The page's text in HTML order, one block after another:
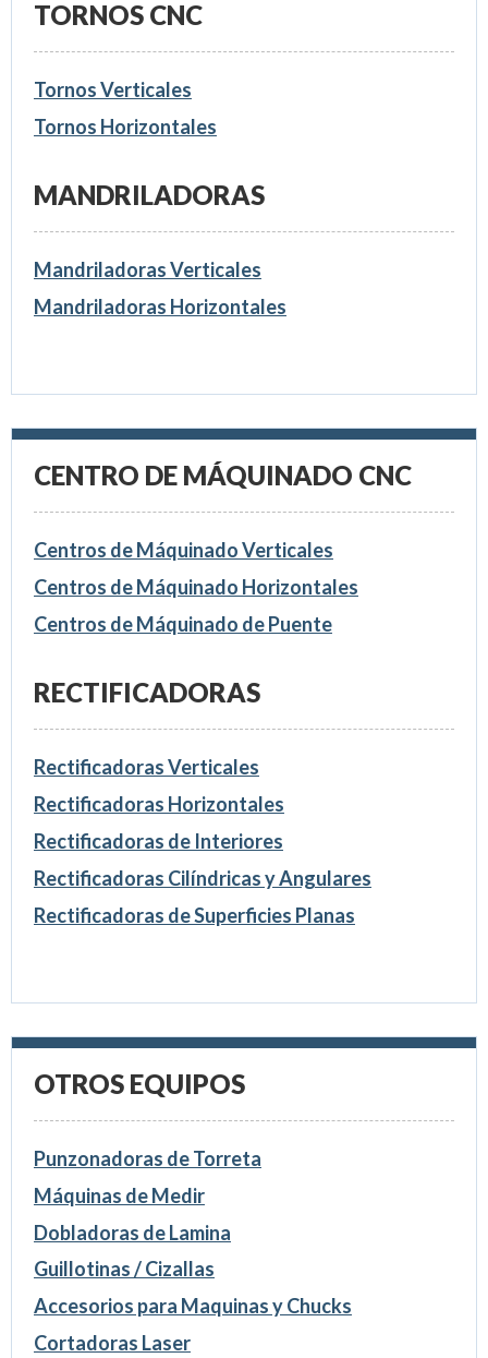
TORNOS CNC
Tornos Verticales
Tornos Horizontales
MANDRILADORAS
Mandriladoras Verticales
Mandriladoras Horizontales
CENTRO DE MÁQUINADO CNC
Centros de Máquinado Verticales
Centros de Máquinado Horizontales
Centros de Máquinado de Puente
RECTIFICADORAS
Rectificadoras Verticales
Rectificadoras Horizontales
Rectificadoras de Interiores
Rectificadoras Cilíndricas y Angulares
Rectificadoras de Superficies Planas
OTROS EQUIPOS
Punzonadoras de Torreta
Máquinas de Medir
Dobladoras de Lamina
Guillotinas / Cizallas
Accesorios para Maquinas y Chucks
Cortadoras Laser